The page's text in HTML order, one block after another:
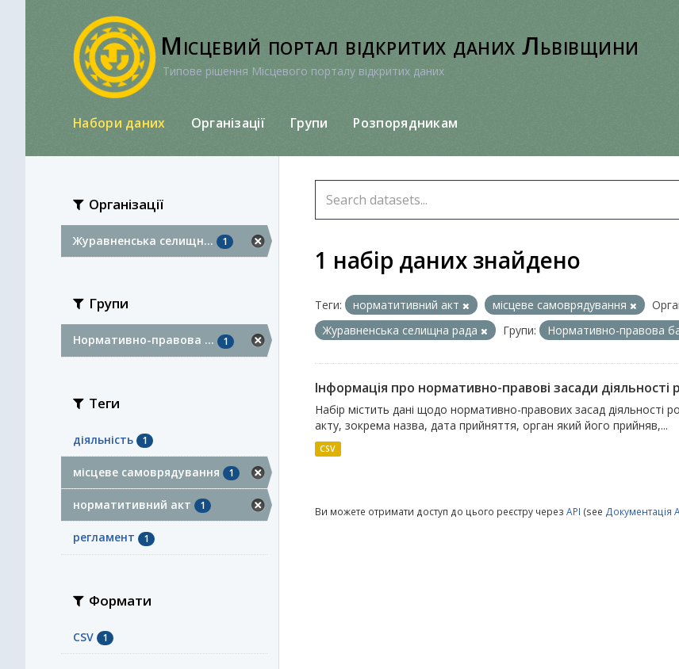
Місцевий портал відкритих даних Львівщини
Типове рішення Місцевого порталу відкритих даних
Набори даних Організації Групи Розпорядникам
Організації
Журавненська селищн... 1
Групи
Нормативно-правова ... 1
Теги
діяльність 1
місцеве самоврядування 1
норматитивний акт 1
регламент 1
Формати
CSV 1
1 набір даних знайдено
Теги: норматитивний акт місцеве самоврядування
Журавненська селищна рада
Групи: Нормативно-правова
Інформація про нормативно-правові засади діяльності
Набір містить дані щодо нормативно-правових засад діяльності
акту, зокрема назва, дата прийняття, орган який його прийняв,...
CSV
Ви можете отримати доступ до цього реєстру через API (see Документація